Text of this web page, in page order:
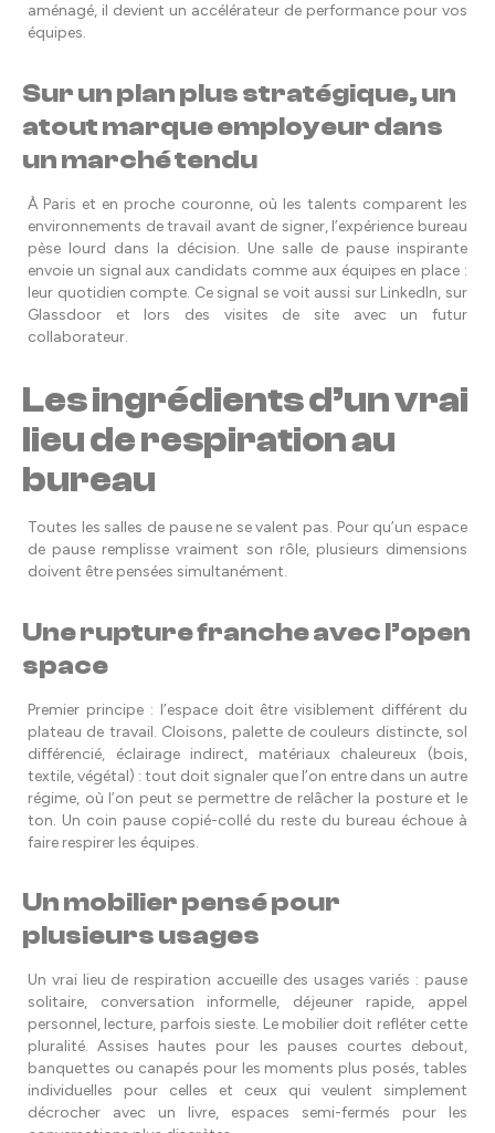
aménagé, il devient un accélérateur de performance pour vos
équipes.
Sur un plan plus stratégique, un
atout marque employeur dans
un marché tendu
À Paris et en proche couronne, où les talents comparent les
environnements de travail avant de signer, l’expérience bureau
pèse lourd dans la décision. Une salle de pause inspirante
envoie un signal aux candidats comme aux équipes en place :
leur quotidien compte. Ce signal se voit aussi sur LinkedIn, sur
Glassdoor et lors des visites de site avec un futur
collaborateur.
Les ingrédients d’un vrai
lieu de respiration au
bureau
Toutes les salles de pause ne se valent pas. Pour qu’un espace
de pause remplisse vraiment son rôle, plusieurs dimensions
doivent être pensées simultanément.
Une rupture franche avec l’open
space
Premier principe : l’espace doit être visiblement différent du
plateau de travail. Cloisons, palette de couleurs distincte, sol
différencié, éclairage indirect, matériaux chaleureux (bois,
textile, végétal) : tout doit signaler que l’on entre dans un autre
régime, où l’on peut se permettre de relâcher la posture et le
ton. Un coin pause copié-collé du reste du bureau échoue à
faire respirer les équipes.
Un mobilier pensé pour
plusieurs usages
Un vrai lieu de respiration accueille des usages variés : pause
solitaire, conversation informelle, déjeuner rapide, appel
personnel, lecture, parfois sieste. Le mobilier doit refléter cette
pluralité. Assises hautes pour les pauses courtes debout,
banquettes ou canapés pour les moments plus posés, tables
individuelles pour celles et ceux qui veulent simplement
décrocher avec un livre, espaces semi-fermés pour les